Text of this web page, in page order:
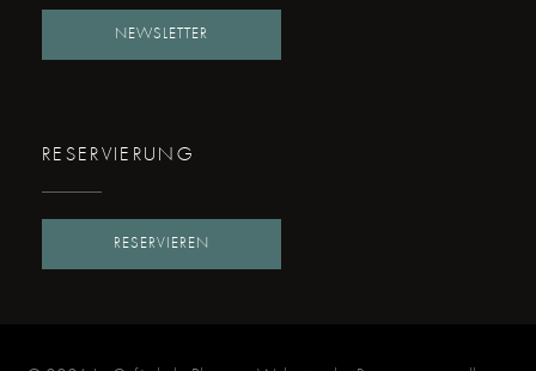
NEWSLETTER
RESERVIERUNG
RESERVIEREN